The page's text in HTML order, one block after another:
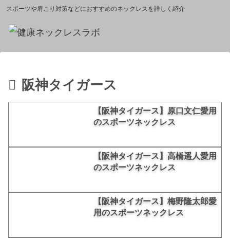
スポーツや肩こり対策などにおすすめのネックレスを詳しく紹介
阪神タイガース
【阪神タイガース】原口文仁愛用
のスポーツネックレス
【阪神タイガース】高橋遥人愛用
のスポーツネックレス
【阪神タイガース】梅野隆太郎愛
用のスポーツネックレス